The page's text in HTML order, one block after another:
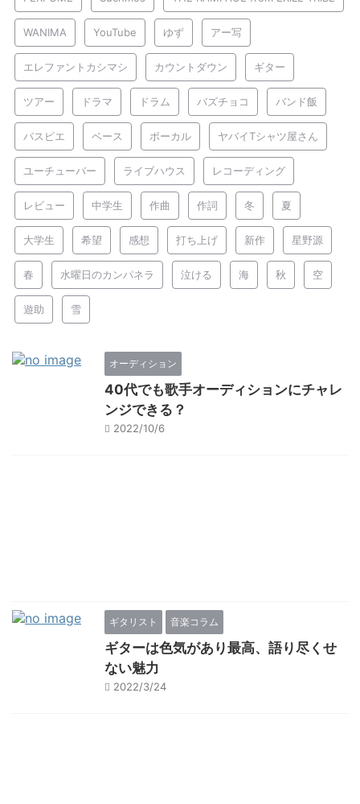
WANIMA YouTube ゆず アー写
エレファントカシマシ カウントダウン ギター
ツアー ドラマ ドラム バズチョコ バンド飯
パスピエ ベース ボーカル ヤバイTシャツ屋さん
ユーチューバー ライブハウス レコーディング
レビュー 中学生 作曲 作詞 冬 夏
大学生 希望 感想 打ち上げ 新作 星野源
春 水曜日のカンパネラ 泣ける 海 秋 空
遊助 雪
オーディション
40代でも歌手オーディションにチャレ
ンジできる？
2022/10/6
ギタリスト 音楽コラム
ギターは色気があり最高、語り尽くせ
ない魅力
2022/3/24